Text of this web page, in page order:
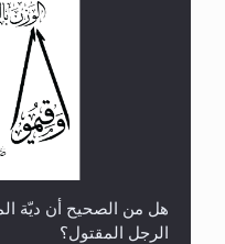
رأيٌ في لغة المسيح
هل من الصحيح أن ديّة
الرجل المقتول؟